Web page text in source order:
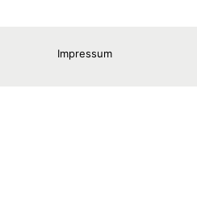
Impressum